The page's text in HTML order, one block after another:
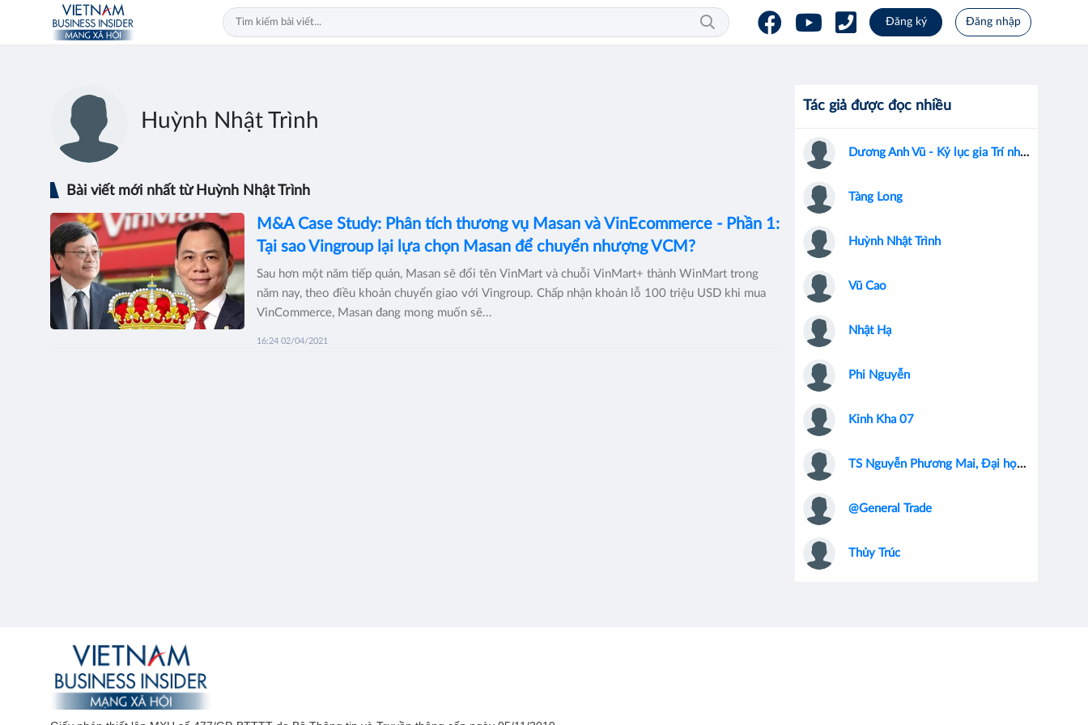
Đăng ký Đăng nhập
Huỳnh Nhật Trình
Bài viết mới nhất từ Huỳnh Nhật Trình
M&A Case Study: Phân tích thương vụ Masan và VinEcommerce - Phần 1:
Tại sao Vingroup lại lựa chọn Masan để chuyển nhượng VCM?
Sau hơn một năm tiếp quản, Masan sẽ đổi tên VinMart và chuỗi VinMart+ thành WinMart trong
năm nay, theo điều khoản chuyển giao với Vingroup. Chấp nhận khoản lỗ 100 triệu USD khi mua
VinCommerce, Masan đang mong muốn sẽ...
16:24 02/04/2021
Tác giả được đọc nhiều
Dương Anh Vũ - Kỷ lục gia Trí nhớ học thuật Thế giới
Tàng Long
Huỳnh Nhật Trình
Vũ Cao
Nhật Hạ
Phi Nguyễn
Kinh Kha 07
TS Nguyễn Phương Mai, Đại học Khoa học ứng dụng Amsterdam, Hà Lan
@General Trade
Thủy Trúc